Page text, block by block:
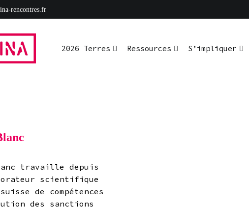
rencontres.fr
2026 Terres Ressources S’impliquer
travaille depuis
scientifique
de compétences
des sanctions